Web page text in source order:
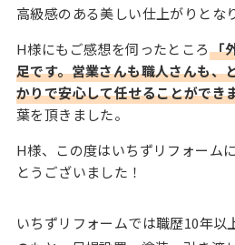
高級感のある美しい仕上がりとな
H様にもご感想を伺ったところ 「
足です。営業さんも職人さんも、
かりで安心して任せることができ
葉を頂きました。
H様、この度はいちずリフォーム
とうございました！
いちずリフォームでは職歴10年以